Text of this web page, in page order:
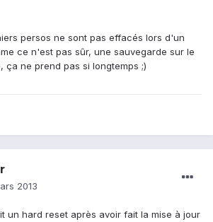
persos ne sont pas effacés lors d'un
ce n'est pas sûr, une sauvegarde sur le
ça ne prend pas si longtemps ;)
2013
un hard reset après avoir fait la mise à jour